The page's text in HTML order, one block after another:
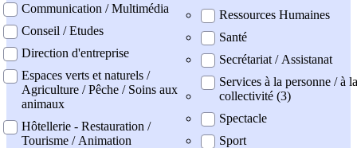
Communication / Multimédia
Conseil / Etudes
Direction d'entreprise
Espaces verts et naturels /
Agriculture / Pêche / Soins aux
animaux
Hôtellerie - Restauration /
Tourisme / Animation
Ressources Humaines
Santé
Secrétariat / Assistanat
Services à la personne / à la
collectivité (3)
Spectacle
Sport